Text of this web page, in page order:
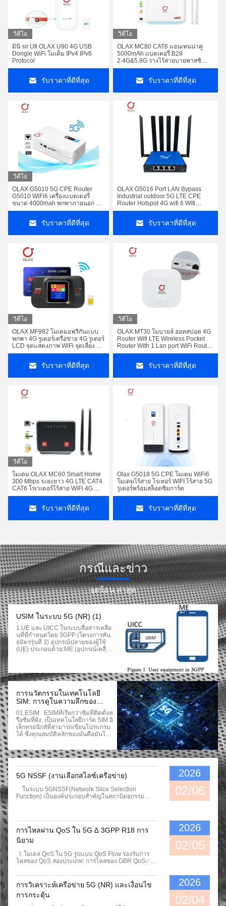
วิดีโอ
มินิ รถ Ufi OLAX U90 4G USB
Dongle WiFi โมเด็ม IPv4 IPv6
Protocol
รับราคาที่ดีที่สุด
วิดีโอ
OLAX MC80 CAT6 แอนเทนน่าคู่
5000mAh แบตเตอรี่ B28
2.4G&5.8G รางไร้สายบายพาสซิ
มการ์ด 4G LTE WiFi รูเตอร์
รับราคาที่ดีที่สุด
วิดีโอ
OLAX G5010 5G CPE Router
G5010 WiFi6 เครื่องแบตเตอรี่
ขนาด 4000mah พกพาภายนอก 5G
Router พร้อมสล็อตการ์ด SIM
รับราคาที่ดีที่สุด
OLAX G5016 Port LAN Bypass
Industrial outdoor 5G LTE CPE
Router Hotspot 4G wifi 6 Wifi
Router พร้อมสล็อตการ์ด SIM
รับราคาที่ดีที่สุด
วิดีโอ
OLAX MF982 โมเดมอฟริกันแบบ
พกพา 4G รูเตอร์เครือข่าย 4G รูเตอร์
LCD จุดแสดงภาพ WiFi จุดเลี่ยง wi-
fi มินิ CPE โมเดม
รับราคาที่ดีที่สุด
วิดีโอ
OLAX MT30 โมบายล์ ฮอทสปอต 4G
Router Wifi LTE Wireless Pocket
Router With 1 Lan port WiFi Router
พร้อมสล็อตการ์ด SIM
รับราคาที่ดีที่สุด
วิดีโอ
โมเดม OLAX MC60 Smart Home
300 Mbps ระยะยาว 4G LTE CAT4
CAT6 โรเวเตอร์ไร้สาย WiFi 4G
พร้อมสล็อตการ์ด SIM
รับราคาที่ดีที่สุด
Olax G5018 5G CPE โมเดม WiFi6
โมเดมไร้สาย โรเทอร์ WIFI ไร้สาย 5G
รูเตอร์พร้อมสล็อตซิมการ์ด
รับราคาที่ดีที่สุด
กรณีและข่าว
จุดร้อน ล่าสุด
USIM ในระบบ 5G (NR) (1)
1.UE และ UICC ในระบบสื่อสารเคลื่อ
นที่ที่กําหนดโดย 3GPP (โครงการพัน
ธมิตรรุ่นที่ 3) อุปกรณ์ปลายของผู้ใช้
(UE) ประกอบด้วย:ME (อุปกรณ์เคลื่อ
รโจมตีของซอฟต์แวร์และฮาร์ดแวร์ 2.
ายแอปพลิเคชั่น ซึ่งหนึ่งในนั้นคือ USI
M; USIM จะเก็บและประมวลผลข้อมูล
ที่มีความรู้สึกทั้งหมดที่เกี่ยวข้องกับผู้ใ
ช้งานและเครือข่ายบ้านอย่างปลอดภัย
USIM อยู่ภายใต้การควบคุมของผู้ประ
กอบการเครือข่ายบ้าน; ผู้ประกอบการเ
ลือกข้อมูลที่จะตั้งค่าใน USIM ก่อนกา
งผู้ใช้ได้ไกลผ่านกลไก OTA (over-Th
E-Air) 3.USIM ใน 5G 3GPP กําหนด
PP และเครือข่ายที่ไม่ใช่ 3GPP โดยอ
ง UE (อุปกรณ์ผู้ใช้งาน)USIM ได้กําห
นดใน Rel-16 เป็นการยืนยันตัวตนเฉ
E (อุปกรณ์ผู้ใช้) เข้าถึงเครือข่าย 3GP
P หรือไม่ 3GPP EAP-AKA' Or 5G-A
KA Are The Only Authentication Me
Thods That Allow Primary Authentic
Tials Are Always Stored In The USI
M When The Terminal Supports 3G
ยืนยันตัวหลักที่ใช้ AKAการยืนยันตัวต
นในระหว่างกันและกันที่ทําใน USIM
และการผลิตวัตถุกุญแจ ( Integrity Ke
Y IK และ Confidentiality Key CK) ที่
USIM ส่งไปยัง ME ยังคงไม่เปลี่ยนแป
การนวัตกรรมในเทคโนโลยี
SIM: การดูในความลึกของ
ESIM และ VSIM
01.eSIM ESIMที่เรียกว่าซิมที่ติดตั้งห
รือซิมที่ฝัง, เป็นเทคโนโลยีการ์ด SIM อิ
เล็กทรอนิกส์ที่สามารถเขียนโปรแกรม
ได้ ซึ่งคุณสมบัติหลักของมันคือมันไม่
ที่ฝังไว้ในเครื่องที่บูรณาการโดยตรงใ
นบอร์ดวงจรของอุปกรณ์หรือภายในอุ
คือชิป IC ขนาดเล็กที่ถูกสร้างขึ้นในพา
ฟิสิกอล. มันมีฮาร์ดแวร์ที่จําเป็น (CP
U, ROM, RAM,EEPROM และหน่วยสื่
ระบบปฏิบัติการ (OS):ชิป ESIM ใช้ร
ะบบปฏิบัติการพิเศษ ที่มักเรียกว่า EUI
CC (Embedded Universal Integrate
D Circuit Card) ซึ่งบริหารฟังก์ชันของ
ผลและการสื่อสารที่ปลอดภัย. กระบ
วนการผลิต ESIM 1 การผลิตชิป 2 ก
รณ์ 4 โปรแกรมที่ฝังไว้ 5 การทดสอบแ
ละตรวจสอบการทํางาน ซิมออนไลน์
(vSIM)เป็นเทคโนโลยีการ์ด SIM โดย
ไม่มีปัจจัยรูปแบบทางกายภาพที่ทําให้
อุปกรณ์สามารถทําหน้าที่การสื่อสารผ่
5G NSSF (งานเลือกสไลซ์เครือข่าย)
ในระบบ 5GNSSF(Network Slice Selection
Function) เป็นองค์ประกอบสําคัญในสถาปัตยกรรม
พร้อม(ความพร้อมของชิ้นส่วน) ที่นิยามดังต่อไปนี้: I.
การตัดเครือข่าย ทําให้ผู้ประกอบการสามารถสร้างเครือ
ข่ายเสมือนหลายในด้านบนของพื้นฐานทางกายภาพที่
การบริการเฉพาะเจาะจงเช่น การขยายข่ายข่ายข่าย
ข่ายข่ายข่ายข่ายข่ายข่ายข่ายข่ายข่ายข่ายข่ายข่าย
ข่ายข่ายข่ายข่ายข่ายข่ายข่ายข่ายข่ายข่ายข่ายข่าย
ข่ายข่ายข่ายข่ายข่ายข่ายข่ายข่ายข่ายข่ายข่ายข่าย
ข่ายข่ายข่ายข่ายข่ายข่ายข่ายข่ายข่ายข่ายข่ายข่าย
ข่ายข่ายข่ายข่ายข่ายข่ายข่ายข่ายข่ายข่ายข่ายข่าย
2026
02/06
การไหลผ่าน QoS ใน 5G ∆ 3GPP R18 การ
นิยาม
I. โมเดล QoS ใน 5G รูปแบบ QoS Flow รองรับการ
ไหลของ QoS สองประเภท: การไหลของ GBR QoS✅
ประกัน และ การไหลผ่าน QoS ที่ไม่ใช่ GBRการไหล
ผ่าน QoS ที่ไม่ต้องการอัตราการไหลผ่าน Bit ที่รับ
ประกัน รูปแบบ QoS ใน 5G ยังรองรับ Reflective QoS
(ดู Reflective QoS - TS 23.501 ข้อ 57.5) II.QoS และ
PDUในระบบ 5G การไหลของ QoS คือความละเอียดที่
2026
02/05
การวิเคราะห์เครือข่าย 5G (NR) และเงื่อนไข
การกระตุ้น
2026
02/04